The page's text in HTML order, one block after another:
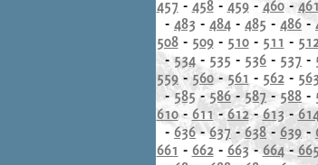
457 - 458- 459- 460-461
- 483 - 484 - 485 - 486 -
508- 509- 510- 511 -
-534 - 535 - 536 - 537 -
559- 560-561 - 562- 563
-585 -586-587- 588 -
610- 611 - 612- 613 -
- 636-637-638- 639 -
661 - 662- 663 - 664-